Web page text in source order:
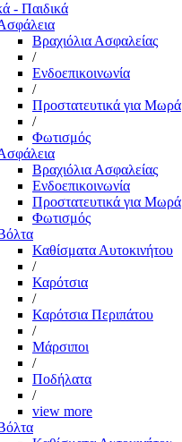
- Παιδικά
Βραχιόλια Ασφαλείας
/
Ενδοεπικοινωνία
/
Προστατευτικά για Μωρά
/
Φωτισμός
Βραχιόλια Ασφαλείας
Ενδοεπικοινωνία
Προστατευτικά για Μωρά
Φωτισμός
Καθίσματα Αυτοκινήτου
/
Καρότσια
/
Καρότσια Περιπάτου
/
Μάρσιποι
/
Ποδήλατα
/
view more